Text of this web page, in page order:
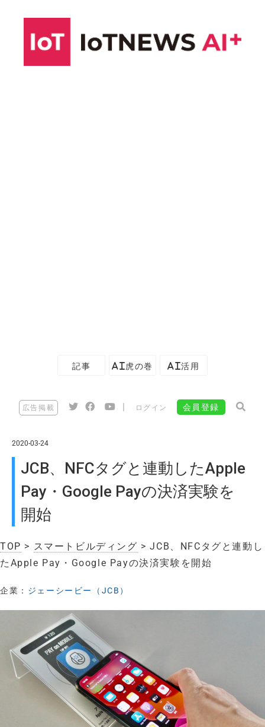
記事 AI虎の巻 AI活用
広告掲載 ログイン 会員登録
2020-03-24
JCB、NFCタグと連動したApple
Pay・Google Payの決済実験を
開始
TOP > スマートビルディング > JCB、NFCタグと連動し
たApple Pay・Google Payの決済実験を開始
企業： ジェーシービー（JCB）